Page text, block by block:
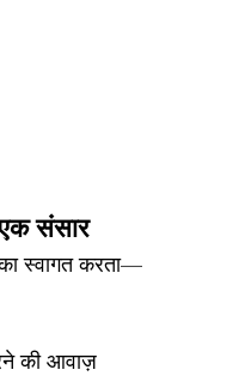
संसार
स्वागत करता—
की आवाज़